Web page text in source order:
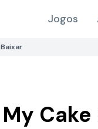
Jogos
Baixar
My Cake